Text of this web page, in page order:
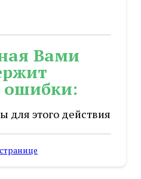
Вами
ошибки:
для этого действия